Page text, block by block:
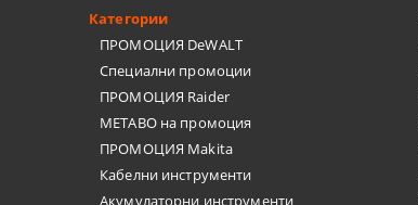
Категории
ПРОМОЦИЯ DeWALT
Специални промоции
ПРОМОЦИЯ Raider
METABO на промоция
ПРОМОЦИЯ Makita
Кабелни инструменти
Акумулаторни инструменти